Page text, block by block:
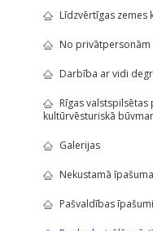
Līdzvērtīgas zemes
No
Darbība ar vidi
Rīgas
kultūrvēsturiskā
Galerijas
Nekustamā
Pašvaldības īpašumi